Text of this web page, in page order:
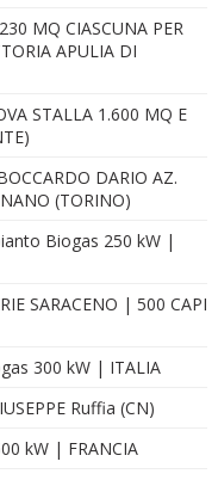
MQ CIASCUNA PER
APULIA DI
STALLA 1.600 MQ E
DARIO AZ.
(TORINO)
Biogas 250 kW |
SARACENO | 500 CAPI
300 kW | ITALIA
Ruffia (CN)
kW | FRANCIA